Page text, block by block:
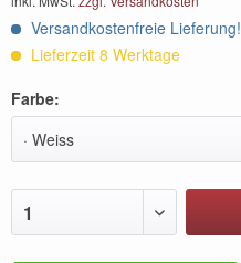
Versandkostenfreie Lieferung!
Lieferzeit 8 Werktage
Farbe:
· Weiss
1